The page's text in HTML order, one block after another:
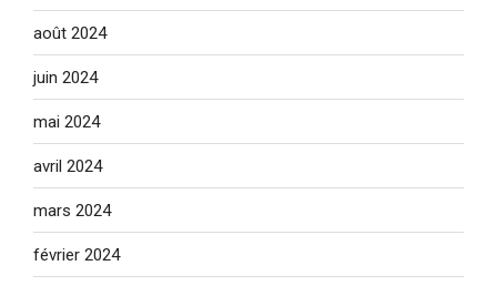
août 2024
juin 2024
mai 2024
avril 2024
mars 2024
février 2024